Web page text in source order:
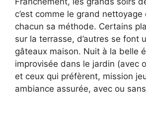
c’est comme le grand
chacun sa méthode. Certains
sur la terrasse, d’autres se font
gâteaux maison. Nuit à la belle
improvisée dans le jardin (avec
et ceux qui préfèrent, mission
ambiance assurée, avec ou